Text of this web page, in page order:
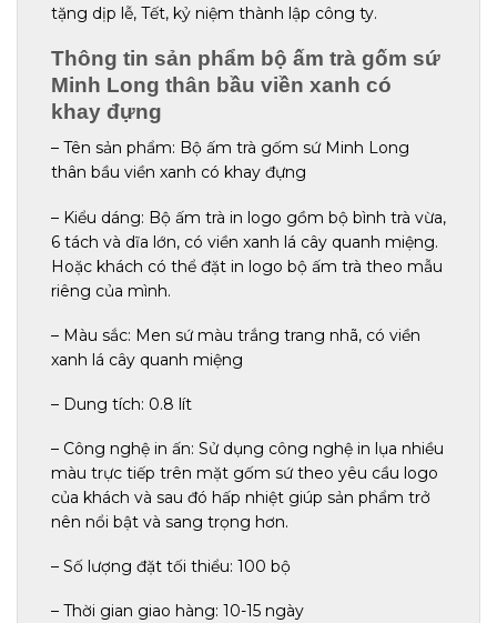
tặng dịp lễ, Tết, kỷ niệm thành lập công ty.
Thông tin sản phẩm bộ ấm trà gốm sứ
Minh Long thân bầu viền xanh có
khay đựng
– Tên sản phẩm: Bộ ấm trà gốm sứ Minh Long
thân bầu viền xanh có khay đựng
– Kiểu dáng: Bộ ấm trà in logo gồm bộ bình trà vừa,
6 tách và dĩa lớn, có viền xanh lá cây quanh miệng.
Hoặc khách có thể đặt in logo bộ ấm trà theo mẫu
riêng của mình.
– Màu sắc: Men sứ màu trắng trang nhã, có viền
xanh lá cây quanh miệng
– Dung tích: 0.8 lít
– Công nghệ in ấn: Sử dụng công nghệ in lụa nhiều
màu trực tiếp trên mặt gốm sứ theo yêu cầu logo
của khách và sau đó hấp nhiệt giúp sản phẩm trở
nên nổi bật và sang trọng hơn.
– Số lượng đặt tối thiểu: 100 bộ
– Thời gian giao hàng: 10-15 ngày